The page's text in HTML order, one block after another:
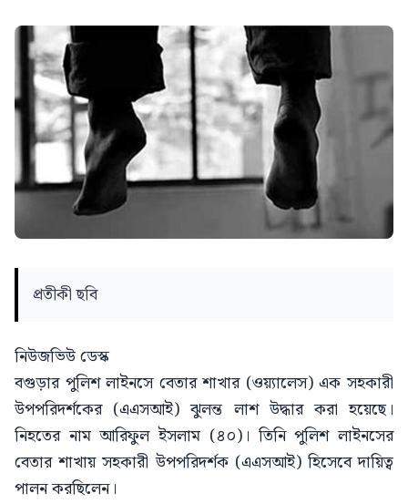
প্রতীকী ছবি
নিউজভিউ ডেস্ক
বগুড়ার পুলিশ লাইনসে বেতার শাখার (ওয়্যালেস) এক সহকারী
উপপরিদর্শকের (এএসআই) ঝুলন্ত লাশ উদ্ধার করা হয়েছে।
নিহতের নাম আরিফুল ইসলাম (৪০)। তিনি পুলিশ লাইনসের
বেতার শাখায় সহকারী উপপরিদর্শক (এএসআই) হিসেবে দায়িত্ব
পালন করছিলেন।